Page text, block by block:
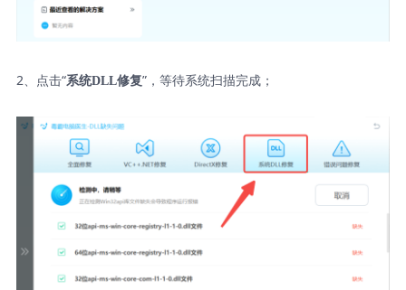
2、点击“系统DLL修复”，等待系统扫描完成；